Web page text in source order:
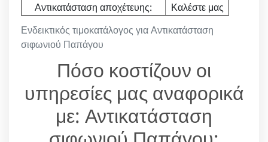
Ενδεικτικός τιμοκατάλογος για Αντικατάσταση
σιφωνιού Παπάγου
Αντικατάσταση αποχέτευης:
Καλέστε μας
Πόσο κοστίζουν οι
υπηρεσίες μας αναφορικά
με: Αντικατάσταση